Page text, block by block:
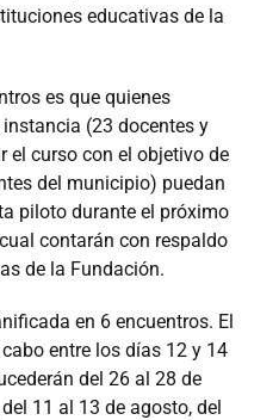
educativas de la
es que quienes
(23 docentes y
el curso con el objetivo de
del municipio) puedan
piloto durante el próximo
contarán con respaldo
de la Fundación.
en 6 encuentros. El
entre los días 12 y 14
del 26 al 28 de
11 al 13 de agosto, del